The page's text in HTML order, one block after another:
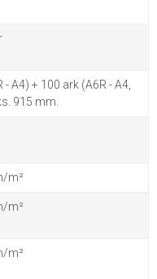
- A4) + 100 ark (A6R - A4,
915 mm.
m²
m²
m²